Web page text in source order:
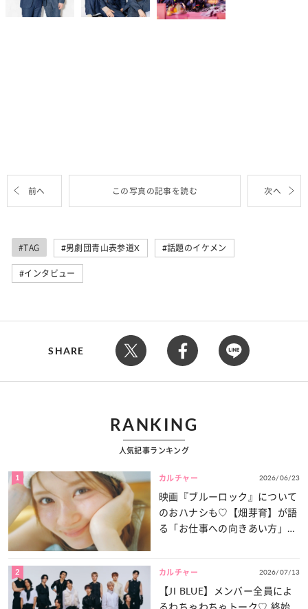
前へ この写真の記事を読む 次へ
#TAG 男劇団青山表参道X 話題のイケメン
インタビュー
SHARE
RANKING
人気記事ランキング
1 カルチャー 2026/06/23
映画『ブルーロック』について
のおハナシも♡【畑芽育】が語
る「お仕事への向きあい方」と
2 カルチャー 2026/07/13
【JI BLUE】メンバー全員によ